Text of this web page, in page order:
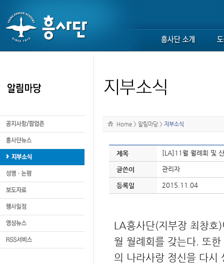
Home > 알림마당 > 지부소식
제목 [LA]11월 월례회 및
글쓴이 관리자
등록일 2015.11.04
LA흥사단(지부장 최창
월 월례회를 갖는다. 또
의 나라사랑 정신을 다